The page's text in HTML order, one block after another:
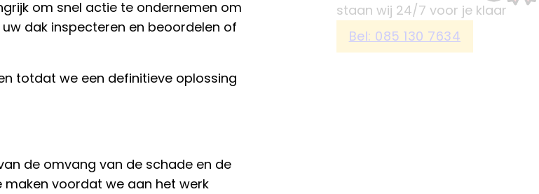
om snel actie te ondernemen om
dak inspecteren en beoordelen of
totdat we een definitieve oplossing
de omvang van de schade en de
maken voordat we aan het werk
staan wij 24/7 voor je klaar
Bel: 085 130 7634